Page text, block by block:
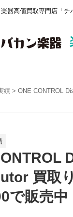
器高価買取専門店「
績 ONE CONTROL
買取
で販売中